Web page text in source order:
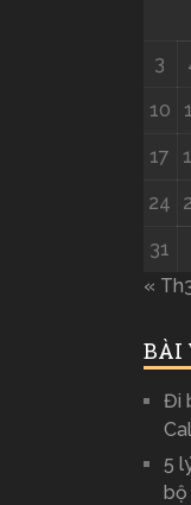
3
10
17
24
31
«
BÀI
Đi
5
bộ